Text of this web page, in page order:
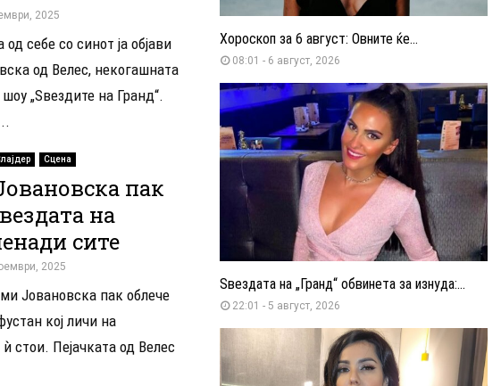
2025
себе со синот ја објави
од Велес, некогашната
„Ѕвездите на Гранд“.
Сцена
пак
на
сите
2025
Јовановска пак облече
кој личи на
стои. Пејачката од Велес
Хороскоп за 6 август: Овните ќе...
08:01 - 6 август, 2026
Ѕвездата на „Гранд“ обвинета за изнуда:...
22:01 - 5 август, 2026